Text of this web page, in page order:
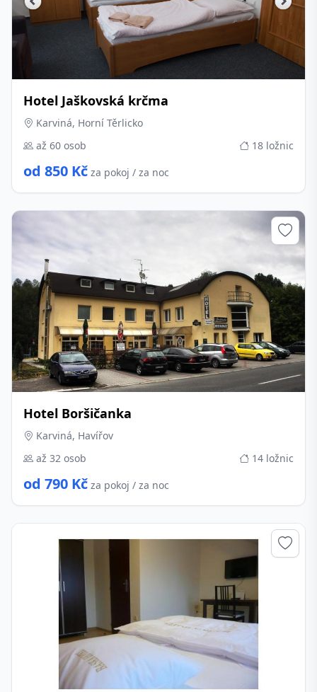
Hotel Jaškovská krčma
Karviná, Horní Těrlicko
až 60 osob
18 ložnic
od 850 Kč za pokoj / za noc
Hotel Boršičanka
Karviná, Havířov
až 32 osob
14 ložnic
od 790 Kč za pokoj / za noc